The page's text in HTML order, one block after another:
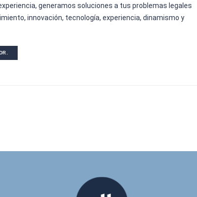
generamos soluciones a tus problemas legales
innovación, tecnología, experiencia, dinamismo y